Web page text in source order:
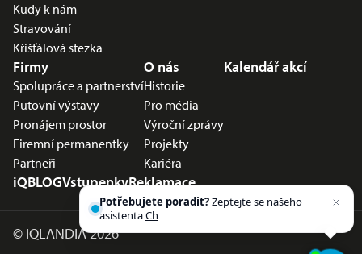
Kudy k nám
Stravování
Křišťálová stezka
Firmy
Spolupráce a partnerství
Putovní výstavy
Pronájem prostor
Firemní permanentky
Partneři
O nás
Historie
Pro média
Výroční zprávy
Projekty
Kariéra
Kalendář akcí
iQBLOGVstupenkyReklamace
© iQLANDIA 2026
Potřebujete poradit?Zeptejte se našeho
asistentaChettyho